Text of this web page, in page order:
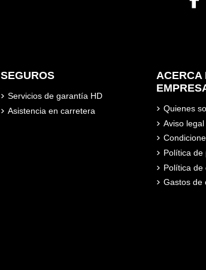
SEGUROS
Servicios de garantía HD
Asistencia en carretera
ACERCA
Quienes
Aviso legal
Política de
Política de
Gastos de